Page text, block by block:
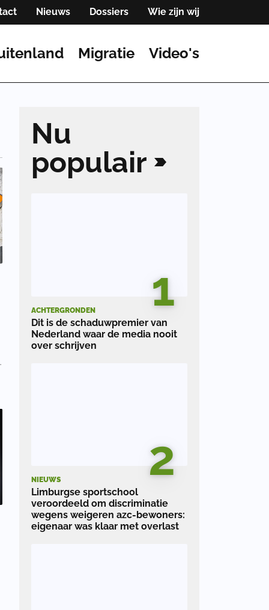
Nieuws Dossiers Wie zijn wij
Migratie Video's
Nu
populair
1
ACHTERGRONDEN
Dit is de schaduwpremier van
Nederland waar de media nooit
over schrijven
2
NIEUWS
Limburgse sportschool
veroordeeld om discriminatie
wegens weigeren azc-bewoners:
eigenaar was klaar met overlast